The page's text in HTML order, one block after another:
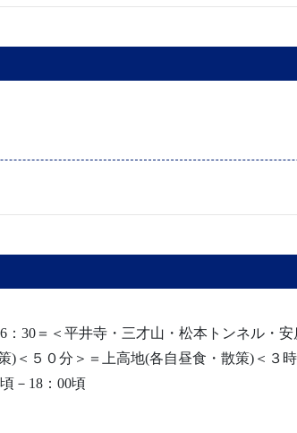
30＝＜平井寺・三才山・松本トンネル・
)＜５０分＞＝上高地(各自昼食・散策)＜３
－18：00頃